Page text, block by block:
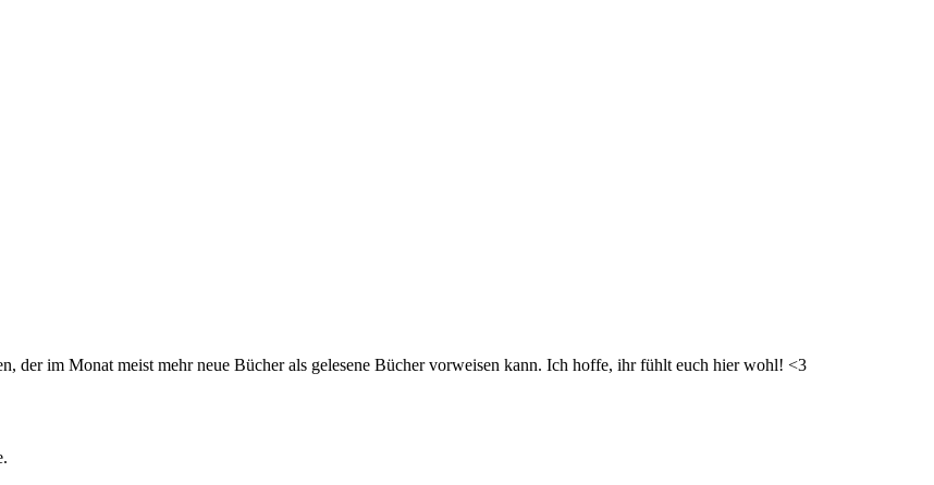
der im Monat meist mehr neue Bücher als gelesene Bücher vorweisen kann. Ich hoffe, ihr fühlt euch hier wohl! <3